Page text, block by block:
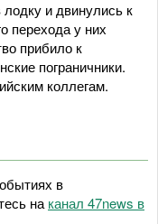
и двинулись к
перехода у них
прибило к
пограничники.
коллегам.
в
на канал 47news в